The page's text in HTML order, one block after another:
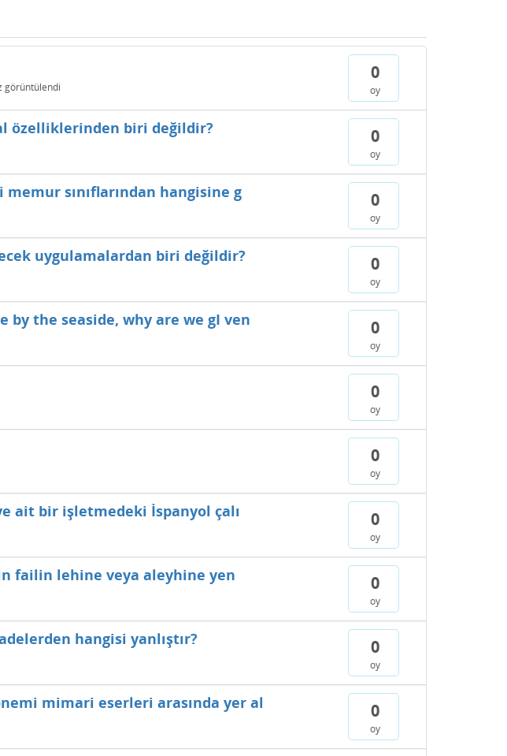
0
oy
görüntülendi
0
oy
özelliklerinden biri değildir?
0
oy
sınıflarından hangisine g
0
oy
uygulamalardan biri değildir?
0
oy
the seaside, why are we gI ven
0
oy
0
oy
0
oy
ait bir işletmedeki İspanyol çalı
0
oy
failin lehine veya aleyhine yen
0
oy
hangisi yanlıştır?
0
oy
mimari eserleri arasında yer al